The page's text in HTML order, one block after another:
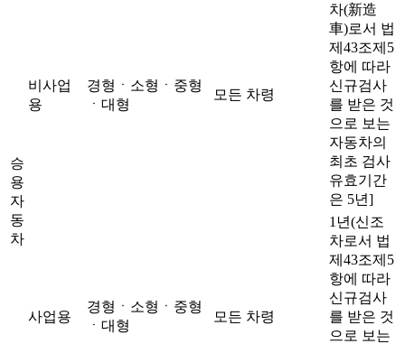
승
용
자
동
차
비사업
용
경형ㆍ소형ㆍ중형
ㆍ대형
모든 차령
차(新造
車)로서 법
제43조제5
항에 따라
신규검사
를 받은 것
으로 보는
자동차의
최초 검사
유효기간
은 5년]
사업용
경형ㆍ소형ㆍ중형
ㆍ대형
모든 차령
1년(신조
차로서 법
제43조제5
항에 따라
신규검사
를 받은 것
으로 보는